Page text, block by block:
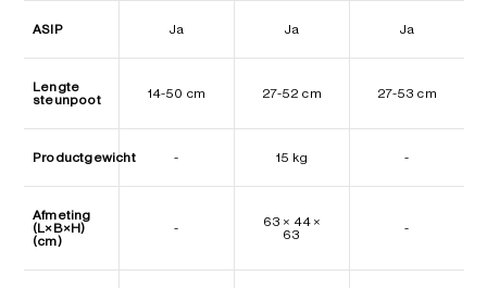
ASIP Ja Ja Ja
Lengte
steunpoot
14-50 cm 27-52 cm 27-53 cm
Productgewicht - 15 kg -
Afmeting
(L×B×H)
(cm)
-
63 × 44 ×
63
-